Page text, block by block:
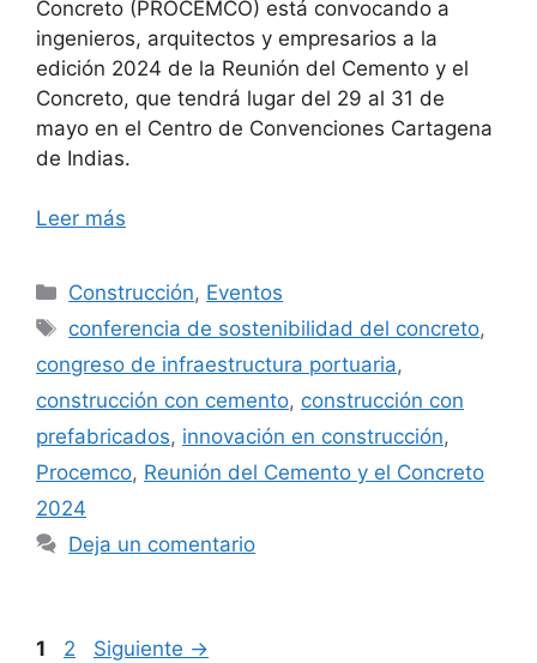
Concreto (PROCEMCO) está convocando a
ingenieros, arquitectos y empresarios a la
edición 2024 de la Reunión del Cemento y el
Concreto, que tendrá lugar del 29 al 31 de
mayo en el Centro de Convenciones Cartagena
de Indias.
Leer más
Categorías
Construcción, Eventos
Etiquetas
conferencia de sostenibilidad del concreto,
congreso de infraestructura portuaria,
construcción con cemento, construcción con
prefabricados, innovación en construcción,
Procemco, Reunión del Cemento y el Concreto
2024
Deja un comentario
Página
1 Página
2 Siguiente →